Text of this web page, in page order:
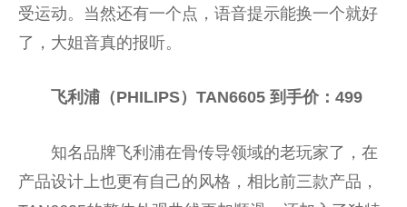
受运动。当然还有一个点，语音提示能换一个就好
了，大姐音真的报听。
飞利浦（PHILIPS）TAN6605 到手价：499
知名品牌飞利浦在骨传导领域的老玩家了，在
产品设计上也更有自己的风格，相比前三款产品，